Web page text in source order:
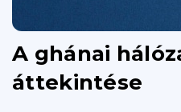
A ghánai
áttekintése